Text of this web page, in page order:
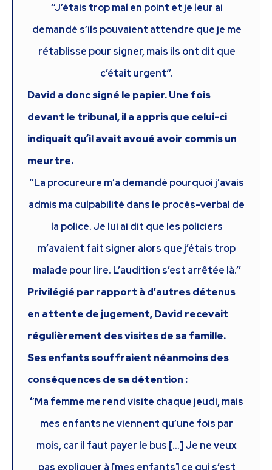
‘’J’étais trop mal en point et je leur ai
demandé s’ils pouvaient attendre que je me
rétablisse pour signer, mais ils ont dit que
c’était urgent‘’.
David a donc signé le papier. Une fois
devant le tribunal, il a appris que celui-ci
indiquait qu’il avait avoué avoir commis un
meurtre.
‘’La procureure m’a demandé pourquoi j’avais
admis ma culpabilité dans le procès-verbal de
la police. Je lui ai dit que les policiers
m’avaient fait signer alors que j’étais trop
malade pour lire. L’audition s’est arrêtée là.’’
Privilégié par rapport à d’autres détenus
en attente de jugement, David recevait
régulièrement des visites de sa famille.
Ses enfants souffraient néanmoins des
conséquences de sa détention :
‘’Ma femme me rend visite chaque jeudi, mais
mes enfants ne viennent qu’une fois par
mois, car il faut payer le bus […] Je ne veux
pas expliquer à [mes enfants] ce qui s’est